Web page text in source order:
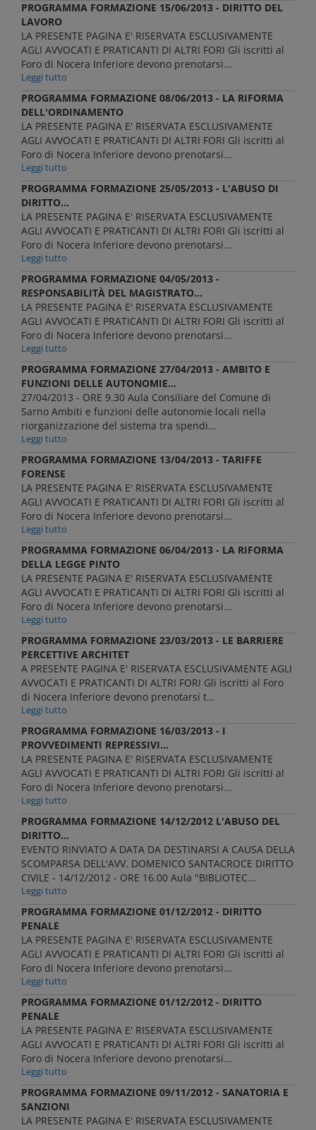
PROGRAMMA FORMAZIONE 15/06/2013 - DIRITTO DEL
LAVORO
LA PRESENTE PAGINA E' RISERVATA ESCLUSIVAMENTE
AGLI AVVOCATI E PRATICANTI DI ALTRI FORI Gli iscritti al
Foro di Nocera Inferiore devono prenotarsi...
Leggi tutto
PROGRAMMA FORMAZIONE 08/06/2013 - LA RIFORMA
DELL'ORDINAMENTO
LA PRESENTE PAGINA E' RISERVATA ESCLUSIVAMENTE
AGLI AVVOCATI E PRATICANTI DI ALTRI FORI Gli iscritti al
Foro di Nocera Inferiore devono prenotarsi...
Leggi tutto
PROGRAMMA FORMAZIONE 25/05/2013 - L'ABUSO DI
DIRITTO...
LA PRESENTE PAGINA E' RISERVATA ESCLUSIVAMENTE
AGLI AVVOCATI E PRATICANTI DI ALTRI FORI Gli iscritti al
Foro di Nocera Inferiore devono prenotarsi...
Leggi tutto
PROGRAMMA FORMAZIONE 04/05/2013 -
RESPONSABILITÀ DEL MAGISTRATO...
LA PRESENTE PAGINA E' RISERVATA ESCLUSIVAMENTE
AGLI AVVOCATI E PRATICANTI DI ALTRI FORI Gli iscritti al
Foro di Nocera Inferiore devono prenotarsi...
Leggi tutto
PROGRAMMA FORMAZIONE 27/04/2013 - AMBITO E
FUNZIONI DELLE AUTONOMIE...
27/04/2013 - ORE 9.30 Aula Consiliare del Comune di
Sarno Ambiti e funzioni delle autonomie locali nella
riorganizzazione del sistema tra spendi...
Leggi tutto
PROGRAMMA FORMAZIONE 13/04/2013 - TARIFFE
FORENSE
LA PRESENTE PAGINA E' RISERVATA ESCLUSIVAMENTE
AGLI AVVOCATI E PRATICANTI DI ALTRI FORI Gli iscritti al
Foro di Nocera Inferiore devono prenotarsi...
Leggi tutto
PROGRAMMA FORMAZIONE 06/04/2013 - LA RIFORMA
DELLA LEGGE PINTO
LA PRESENTE PAGINA E' RISERVATA ESCLUSIVAMENTE
AGLI AVVOCATI E PRATICANTI DI ALTRI FORI Gli iscritti al
Foro di Nocera Inferiore devono prenotarsi...
Leggi tutto
PROGRAMMA FORMAZIONE 23/03/2013 - LE BARRIERE
PERCETTIVE ARCHITET
A PRESENTE PAGINA E' RISERVATA ESCLUSIVAMENTE AGLI
AVVOCATI E PRATICANTI DI ALTRI FORI Gli iscritti al Foro
di Nocera Inferiore devono prenotarsi t...
Leggi tutto
PROGRAMMA FORMAZIONE 16/03/2013 - I
PROVVEDIMENTI REPRESSIVI...
LA PRESENTE PAGINA E' RISERVATA ESCLUSIVAMENTE
AGLI AVVOCATI E PRATICANTI DI ALTRI FORI Gli iscritti al
Foro di Nocera Inferiore devono prenotarsi...
Leggi tutto
PROGRAMMA FORMAZIONE 14/12/2012 L'ABUSO DEL
DIRITTO...
EVENTO RINVIATO A DATA DA DESTINARSI A CAUSA DELLA
SCOMPARSA DELL'AVV. DOMENICO SANTACROCE DIRITTO
CIVILE - 14/12/2012 - ORE 16.00 Aula "BIBLIOTEC...
Leggi tutto
PROGRAMMA FORMAZIONE 01/12/2012 - DIRITTO
PENALE
LA PRESENTE PAGINA E' RISERVATA ESCLUSIVAMENTE
AGLI AVVOCATI E PRATICANTI DI ALTRI FORI Gli iscritti al
Foro di Nocera Inferiore devono prenotarsi...
Leggi tutto
PROGRAMMA FORMAZIONE 01/12/2012 - DIRITTO
PENALE
LA PRESENTE PAGINA E' RISERVATA ESCLUSIVAMENTE
AGLI AVVOCATI E PRATICANTI DI ALTRI FORI Gli iscritti al
Foro di Nocera Inferiore devono prenotarsi...
Leggi tutto
PROGRAMMA FORMAZIONE 09/11/2012 - SANATORIA E
SANZIONI
LA PRESENTE PAGINA E' RISERVATA ESCLUSIVAMENTE